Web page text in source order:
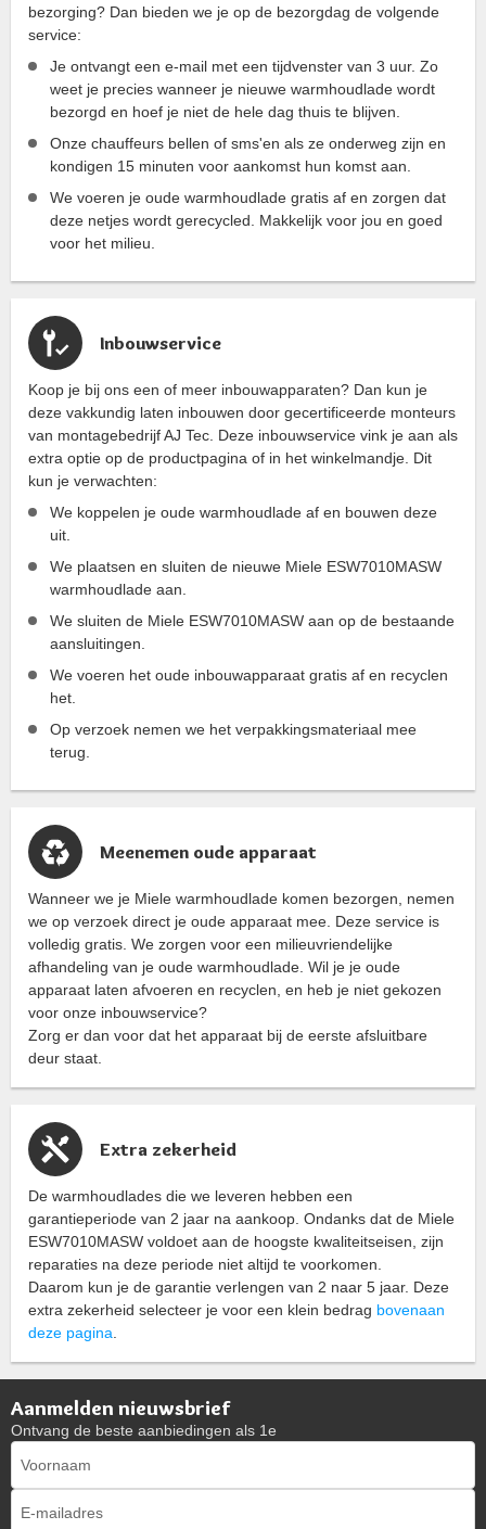
bezorging? Dan bieden we je op de bezorgdag de volgende
service:
Je ontvangt een e-mail met een tijdvenster van 3 uur. Zo
weet je precies wanneer je nieuwe warmhoudlade wordt
bezorgd en hoef je niet de hele dag thuis te blijven.
Onze chauffeurs bellen of sms'en als ze onderweg zijn en
kondigen 15 minuten voor aankomst hun komst aan.
We voeren je oude warmhoudlade gratis af en zorgen dat
deze netjes wordt gerecycled. Makkelijk voor jou en goed
voor het milieu.
Inbouwservice
Koop je bij ons een of meer inbouwapparaten? Dan kun je
deze vakkundig laten inbouwen door gecertificeerde monteurs
van montagebedrijf AJ Tec. Deze inbouwservice vink je aan als
extra optie op de productpagina of in het winkelmandje. Dit
kun je verwachten:
We koppelen je oude warmhoudlade af en bouwen deze
uit.
We plaatsen en sluiten de nieuwe Miele ESW7010MASW
warmhoudlade aan.
We sluiten de Miele ESW7010MASW aan op de bestaande
aansluitingen.
We voeren het oude inbouwapparaat gratis af en recyclen
het.
Op verzoek nemen we het verpakkingsmateriaal mee
terug.
Meenemen oude apparaat
Wanneer we je Miele warmhoudlade komen bezorgen, nemen
we op verzoek direct je oude apparaat mee. Deze service is
volledig gratis. We zorgen voor een milieuvriendelijke
afhandeling van je oude warmhoudlade. Wil je je oude
apparaat laten afvoeren en recyclen, en heb je niet gekozen
voor onze inbouwservice?
Zorg er dan voor dat het apparaat bij de eerste afsluitbare
deur staat.
Extra zekerheid
De warmhoudlades die we leveren hebben een
garantieperiode van 2 jaar na aankoop. Ondanks dat de Miele
ESW7010MASW voldoet aan de hoogste kwaliteitseisen, zijn
reparaties na deze periode niet altijd te voorkomen.
Daarom kun je de garantie verlengen van 2 naar 5 jaar. Deze
extra zekerheid selecteer je voor een klein bedrag bovenaan
deze pagina
Aanmelden nieuwsbrief
Ontvang de beste aanbiedingen als 1e